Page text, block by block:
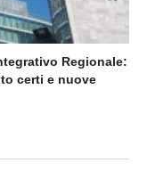
Regionale:
certi e nuove